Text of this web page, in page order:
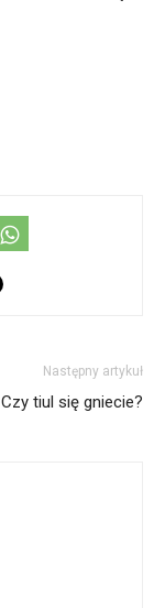
Następny artykuł
Czy tiul się gniecie?